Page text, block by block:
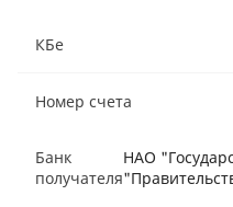
КБе
Номер счета
Банк
получателя
НАО